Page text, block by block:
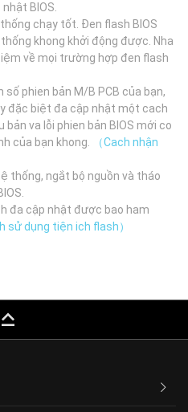
BIOS.
chạy tốt. Đen flash BIOS
khong khởi động được. Nha
về mọi trường hợp đen flash
phien bản M/B PCB của bạn,
đặc biệt đa cập nhật một cach
va lỗi phien bản BIOS mới co
của bạn khong.
（Cach nhận
thống, ngắt bộ nguồn và tháo
đa cập nhật được bao ham
sử dụng tiện ich flash）
keyboard_capslock